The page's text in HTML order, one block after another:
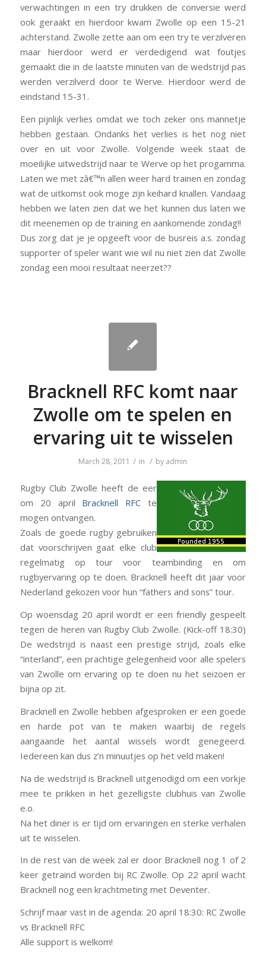
verwachtingen in een try drukken de conversie werd
ook geraakt en hierdoor kwam Zwolle op een 15-21
achterstand. Zwolle zette aan om een try te verzilveren
maar hierdoor werd er verdedigend wat foutjes
gemaakt die in de laatste minuten van de wedstrijd pas
werden verzilverd door te Werve. Hierdoor werd de
eindstand 15-31.
Een pijnlijk verlies omdat we toch zeker ons mannetje
hebben gestaan. Ondanks het verlies is het nog niet
over en uit voor Zwolle. Volgende week staat de
moeilijke uitwedstrijd naar te Werve op het progamma.
Laten we met zâ€™n allen weer hard trainen en zondag
wat de uitkomst ook moge zijn keihard knallen. Vandaag
hebben we laten zien dat we het kunnen dus laten we
dit meenemen op de training en aankomende zondag!!
Dus zorg dat je je opgeeft voor de busreis a.s. zondag
supporter of speler want wie wil nu niet zien dat Zwolle
zondag een mooi resultaat neerzet??
Bracknell RFC komt naar
Zwolle om te spelen en
ervaring uit te wisselen
March 28, 2011 / in / by admin
Rugby Club Zwolle heeft de eer
om 20 april Bracknell RFC te
mogen ontvangen.
Zoals de goede rugby gebruiken
dat voorschrijven gaat elke club
regelmatig op tour voor teambinding en om
rugbyervaring op te doen. Bracknell heeft dit jaar voor
Nederland gekozen voor hun “fathers and sons” tour.
Op woensdag 20 april wordt er een friendly gespeelt
tegen de heren van Rugby Club Zwolle. (Kick-off 18:30)
De wedstrijd is naast een prestige strijd, zoals elke
“interland”, een prachtige gelegenheid voor alle spelers
van Zwolle om ervaring op te doen nu het seizoen er
bijna op zit.
Bracknell en Zwolle hebben afgesproken er een goede
en harde pot van te maken waarbij de regels
aangaande het aantal wissels wordt genegeerd.
Iedereen kan dus z’n minuutjes op het veld maken!
Na de wedstrijd is Bracknell uitgenodigd om een vorkje
mee te prikken in het gezelligste clubhuis van Zwolle
e.o.
Na het diner is er tijd om ervaringen en sterke verhalen
uit te wisselen.
In de rest van de week zal er door Bracknell nog 1 of 2
keer getraind worden bij RC Zwolle. Op 22 april wacht
Bracknell nog een krachtmeting met Deventer.
Schrijf maar vast in de agenda: 20 april 18:30: RC Zwolle
vs Bracknell RFC
Alle support is welkom!